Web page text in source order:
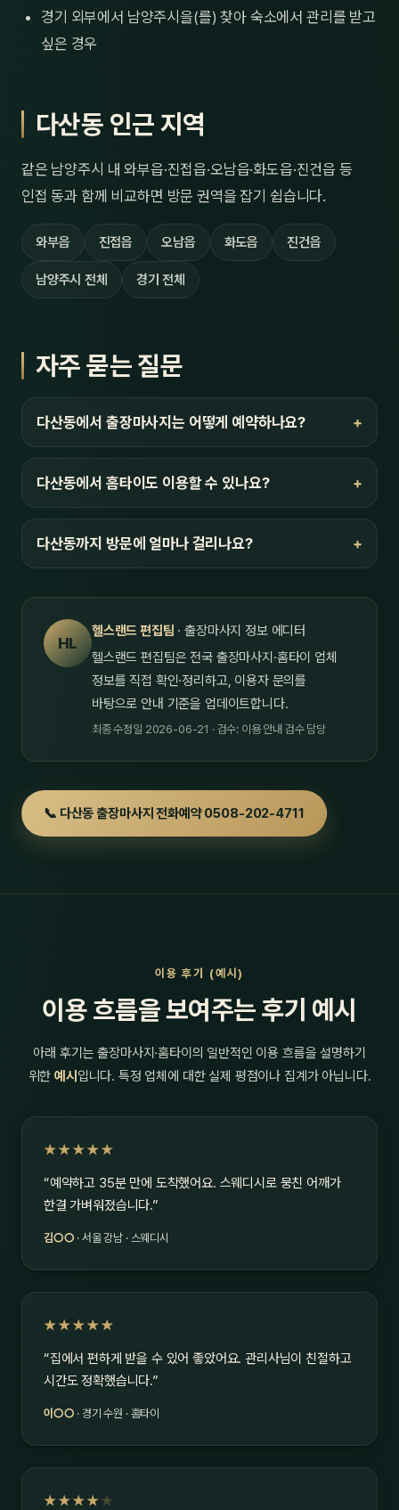
경기 외부에서 남양주시을(를) 찾아 숙소에서 관리를 받고
싶은 경우
다산동 인근 지역
같은 남양주시 내 와부읍·진접읍·오남읍·화도읍·진건읍 등
인접 동과 함께 비교하면 방문 권역을 잡기 쉽습니다.
와부읍 진접읍 오남읍 화도읍 진건읍
남양주시 전체 경기 전체
자주 묻는 질문
다산동에서 출장마사지는 어떻게 예약하나요?
다산동에서 홈타이도 이용할 수 있나요?
다산동까지 방문에 얼마나 걸리나요?
HL
헬스랜드 편집팀 · 출장마사지 정보 에디터
헬스랜드 편집팀은 전국 출장마사지·홈타이 업체
정보를 직접 확인·정리하고, 이용자 문의를
바탕으로 안내 기준을 업데이트합니다.
최종 수정일 2026-06-21 · 검수: 이용 안내 검수 담당
📞 다산동 출장마사지 전화예약 0508-202-4711
이용 후기 (예시)
이용 흐름을 보여주는 후기 예시
아래 후기는 출장마사지·홈타이의 일반적인 이용 흐름을 설명하기
위한예시 입니다. 특정 업체에 대한 실제 평점이나 집계가 아닙니다.
★★★★★
“예약하고 35분 만에 도착했어요. 스웨디시로 뭉친 어깨가
한결 가벼워졌습니다.”
김○○ · 서울 강남 · 스웨디시
★★★★★
“집에서 편하게 받을 수 있어 좋았어요. 관리사님이 친절하고
시간도 정확했습니다.”
이○○ · 경기 수원 · 홈타이
★★★★ ★